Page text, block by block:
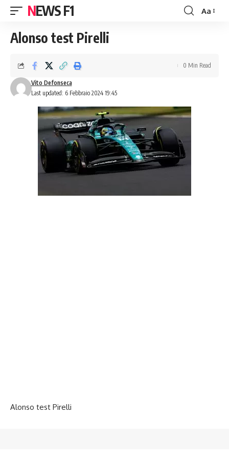
NEWS F1
Font
Aa
Alonso test Pirelli
Last updated: 6 Febbraio 2024 19:45
Vito Defonseca
0 Min Read
Alonso test Pirelli